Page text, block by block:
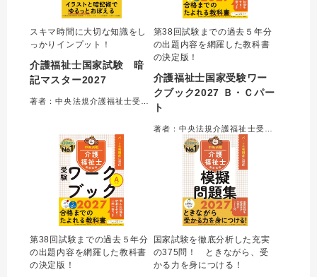
スキマ時間に大切な知識をし
っかりインプット！
介護福祉士国家試験 暗
記マスター2027
第38回試験までの過去５年分
の出題内容を網羅した教科書
の決定版！
介護福祉士国家受験ワー
クブック2027 Ｂ・Ｃパー
ト
第38回試験までの過去５年分
の出題内容を網羅した教科書
の決定版！
国家試験を徹底分析した充実
の375問！ ときながら、受
かる力を身につける！